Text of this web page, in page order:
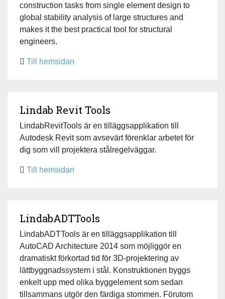
construction tasks from single element design to
global stability analysis of large structures and
makes it the best practical tool for structural
engineers.
Till hemsidan
Lindab Revit Tools
LindabRevitTools är en tilläggsapplikation till
Autodesk Revit som avsevärt förenklar arbetet för
dig som vill projektera stålregelväggar.
Till hemsidan
LindabADTTools
LindabADTTools är en tilläggsapplikation till
AutoCAD Architecture 2014 som möjliggör en
dramatiskt förkortad tid för 3D-projektering av
lättbyggnadssystem i stål. Konstruktionen byggs
enkelt upp med olika byggelement som sedan
tillsammans utgör den färdiga stommen. Förutom